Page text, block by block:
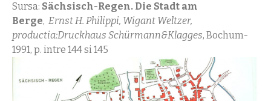
Sursa: Sächsisch-Regen. Die Stadt am
Berge, Ernst H. Philippi, Wigant Weltzer,
productia:Druckhaus Schürmann&Klagges, Bochum-
1991, p. intre 144 si 145